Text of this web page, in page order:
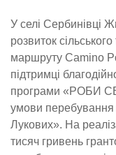
У селі Сербинівці
розвиток
маршруту Camino
підтримці
програми «РОБИ
умови перебування
Лукових». На
тисяч гривень